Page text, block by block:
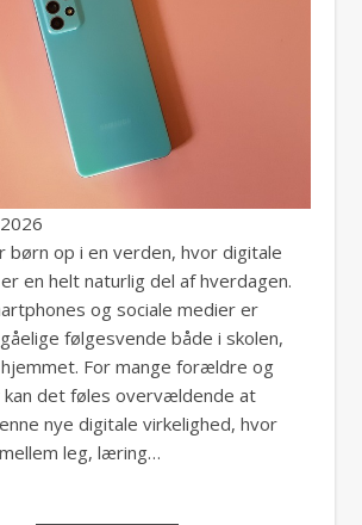
børn op i en verden, hvor digitale
en helt naturlig del af hverdagen.
og sociale medier er
følgesvende både i skolen,
For mange forældre og
det føles overvældende at
nye digitale virkelighed, hvor
leg, læring…